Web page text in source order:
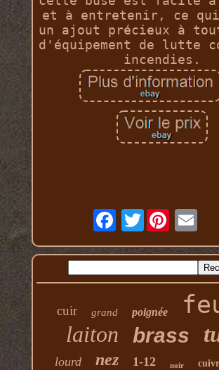
et à entretenir, ce
un ajout précieux à
d'équipement de lutte
incendies.
Twitter
cuir grand poignée
laiton brass
lourd nez 1-12 noir